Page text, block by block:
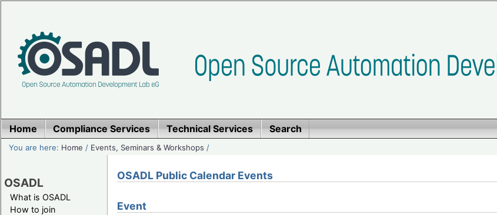
Home Compliance Services Technical Services Search
You are here: Home / Events, Seminars & Workshops /
OSADL
What is OSADL
How to join
OSADL Public Calendar Events
Event